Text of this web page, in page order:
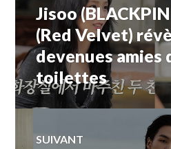
de
l’article
Article
précédent :
Jisoo
(Red Velvet)
devenues amies
toilettes
SUIVANT